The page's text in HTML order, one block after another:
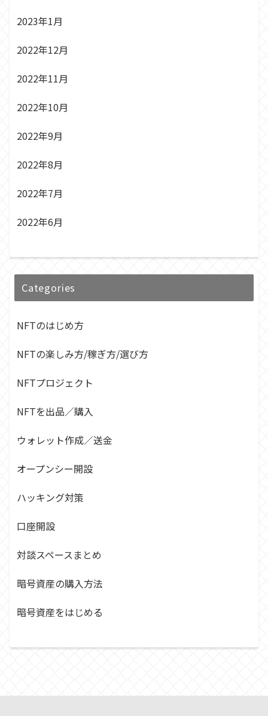
2023年1月
2022年12月
2022年11月
2022年10月
2022年9月
2022年8月
2022年7月
2022年6月
Categories
NFTのはじめ方
NFTの楽しみ方/稼ぎ方/選び方
NFTプロジェクト
NFTを出品／購入
ウォレット作成／送金
オープンシー開設
ハッキング対策
口座開設
対談スペースまとめ
暗号資産の購入方法
暗号資産をはじめる